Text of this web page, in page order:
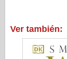
Ver también: